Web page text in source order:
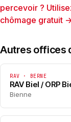
percevoir ?
chômage gratuit
Autres offices
RAV · BERNE
RAV Biel / ORP
Bienne